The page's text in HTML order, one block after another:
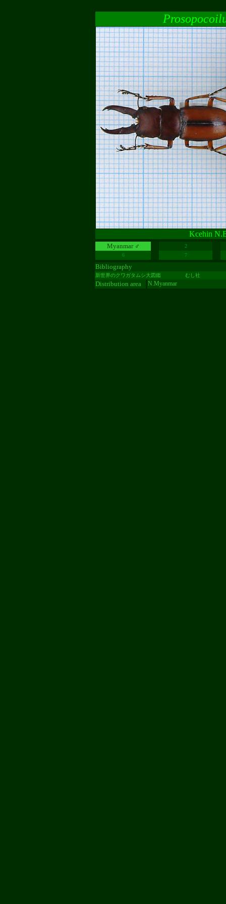
Kcehin
Myanmar ♂
2
6
7
Bibliography
新世界のクワガタムシ大図鑑 むし社
Distribution area N.Myanmar